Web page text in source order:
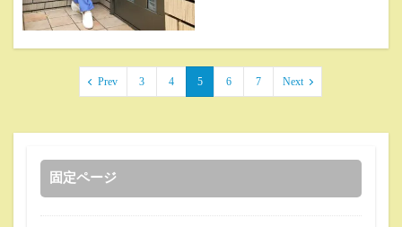
Prev 3 4 5 6 7 Next
固定ページ